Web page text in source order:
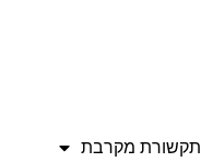
תקשורת מקרבת